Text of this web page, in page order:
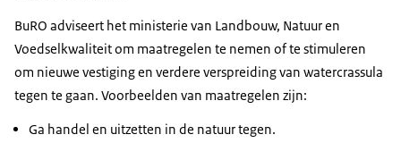
BuRO adviseert het ministerie van Landbouw, Natuur en
Voedselkwaliteit om maatregelen te nemen of te stimuleren
om nieuwe vestiging en verdere verspreiding van watercrassula
tegen te gaan. Voorbeelden van maatregelen zijn:
Ga handel en uitzetten in de natuur tegen.